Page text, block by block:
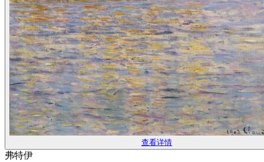
查看详情
弗特伊